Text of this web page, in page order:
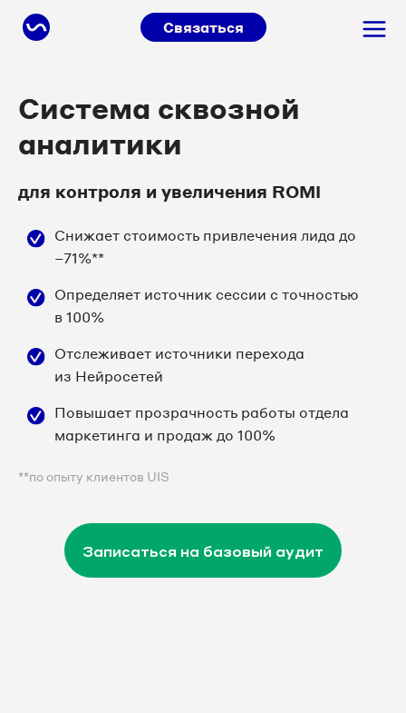
Связаться
Система сквозной
аналитики
для контроля и увеличения ROMI
Снижает стоимость привлечения лида до
−71%**
Определяет источник сессии с точностью
в 100%
Отслеживает источники перехода
из Нейросетей
Повышает прозрачность работы отдела
маркетинга и продаж до 100%
**по опыту клиентов UIS
Записаться на базовый аудит